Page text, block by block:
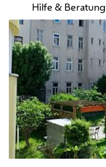
Hilfe & Beratung